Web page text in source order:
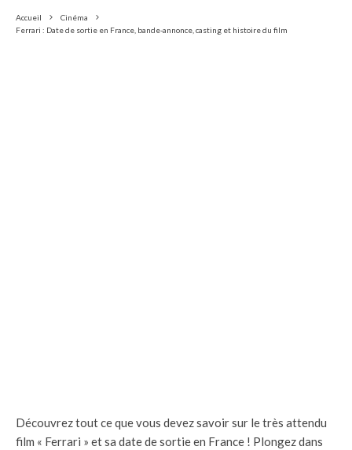
Accueil
Cinéma
Ferrari : Date de sortie en France, bande-annonce, casting et histoire du film
Découvrez tout ce que vous devez savoir sur le très attendu
film « Ferrari » et sa date de sortie en France ! Plongez dans